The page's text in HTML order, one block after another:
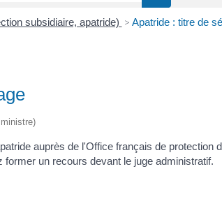
subsidiaire, apatride) > Apatride : titre de
auprès de l'Office français de protection
un recours devant le juge administratif.